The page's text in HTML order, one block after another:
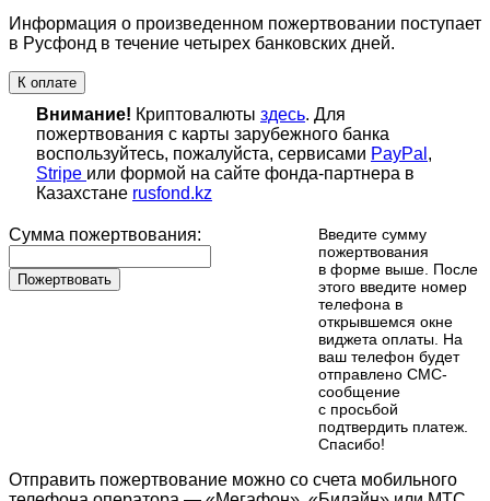
Информация о произведенном пожертвовании поступает
в Русфонд в течение четырех банковских дней.
К оплате
Внимание! Криптовалюты здесь. Для
пожертвования с карты зарубежного банка
воспользуйтесь, пожалуйста, сервисами PayPal ,
Stripe или формой на сайте фонда-партнера в
Казахстане rusfond.kz
Сумма пожертвования:
Пожертвовать
Введите сумму
пожертвования
в форме выше. После
этого введите номер
телефона в
открывшемся окне
виджета оплаты. На
ваш телефон будет
отправлено СМС-
сообщение
с просьбой
подтвердить платеж.
Cпасибо!
Отправить пожертвование можно со счета мобильного